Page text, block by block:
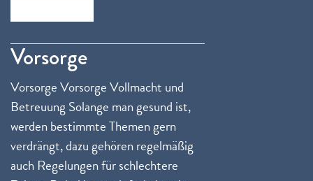
Vorsorge
Vorsorge Vorsorge Vollmacht und
Betreuung Solange man gesund ist,
werden bestimmte Themen gern
verdrängt, dazu gehören regelmäßig
auch Regelungen für schlechtere